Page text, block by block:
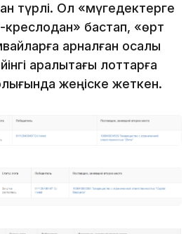
түрлі. Ол «мүгедектерге
креслодан» бастап, «өрт
арналған қосалқы
аралықтағы лоттарға
жеңіске жеткен.